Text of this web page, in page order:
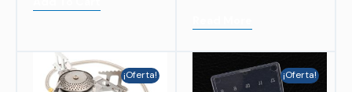
¡Oferta! ¡Oferta!